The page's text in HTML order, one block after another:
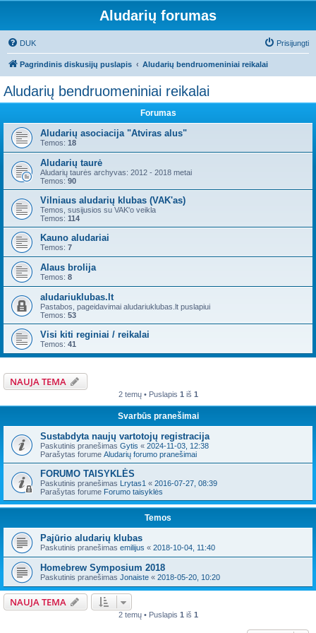
Aludarių forumas
DUK Prisijungti
Pagrindinis diskusijų puslapis Aludarių bendruomeniniai reikalai
Aludarių bendruomeniniai reikalai
Forumas
Aludarių asociacija "Atviras alus"
Temos: 18
Aludarių taurė
Aludarių taurės archyvas: 2012 - 2018 metai
Temos: 90
Vilniaus aludarių klubas (VAK'as)
Temos, susijusios su VAK'o veikla
Temos: 114
Kauno aludariai
Temos: 7
Alaus brolija
Temos: 8
aludariuklubas.lt
Pastabos, pageidavimai aludariuklubas.lt puslapiui
Temos: 53
Visi kiti reginiai / reikalai
Temos: 41
NAUJA TEMA
2 temų • Puslapis 1 iš 1
Svarbūs pranešimai
Sustabdyta naujų vartotojų registracija
Paskutinis pranešimas Gytis « 2024-11-03, 12:38
Parašytas forume Aludarių forumo pranešimai
FORUMO TAISYKLĖS
Paskutinis pranešimas Lrytas1 « 2016-07-27, 08:39
Parašytas forume Forumo taisyklės
Temos
Pajūrio aludarių klubas
Paskutinis pranešimas emilijus « 2018-10-04, 11:40
Homebrew Symposium 2018
Paskutinis pranešimas Jonaiste « 2018-05-20, 10:20
NAUJA TEMA
2 temų • Puslapis 1 iš 1